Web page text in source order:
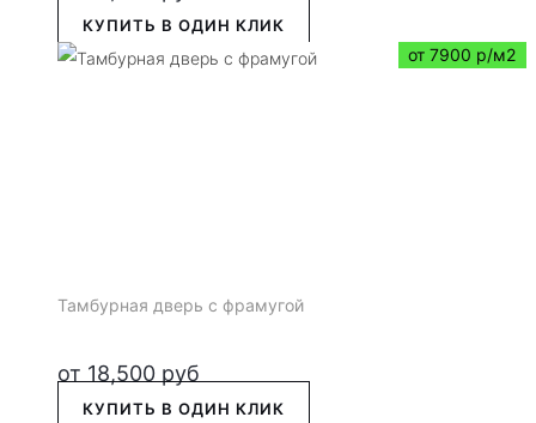
КУПИТЬ В ОДИН КЛИК
от 7900 р/м2
Тамбурная дверь с фрамугой
от 18,500 руб
КУПИТЬ В ОДИН КЛИК